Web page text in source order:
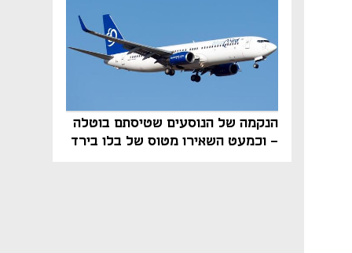
הנקמה של הנוסעים שטיסתם בוטלה
- וכמעט השאירו מטוס של בלו בירד